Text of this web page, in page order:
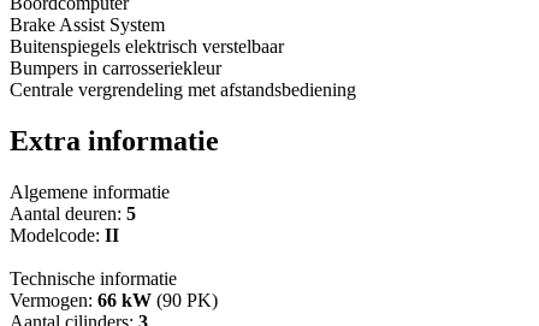
Brake Assist System
Buitenspiegels elektrisch verstelbaar
Bumpers in carrosseriekleur
Centrale vergrendeling met afstandsbediening
Extra informatie
Algemene informatie
Aantal deuren: 5
Modelcode: II
Technische informatie
Vermogen: 66 kW (90 PK)